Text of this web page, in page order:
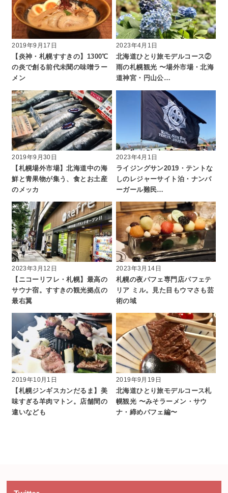
2019年9月17日
【炎神・札幌すすきの】1300℃
の炎で創る前代未聞の味噌ラー
メン
2023年4月1日
北海道ひとり旅モデルコース②
雨の札幌観光 〜場外市場・北海
道神宮・円山公…
2019年9月30日
【札幌場外市場】北海道中の海
鮮と青果物が集う、食とお土産
のメッカ
2023年4月1日
ライジングサン2019・テントな
しのレジャーサイト泊・ナンバ
ーガール難民…
2023年3月12日
【ニコーリフレ・札幌】最高の
サウナ宿。すすきの観光拠点の
最右翼
2023年3月14日
札幌の夜パフェ専門店パフェテ
リア ミル。見た目もウマさも芸
術の域
2019年10月1日
【札幌ジンギスカンだるま】美
味すぎる羊肉マトン。店舗間の
違いなども
2019年9月19日
北海道ひとり旅モデルコース札
幌観光 〜みそラーメン・サウ
ナ・締めパフェ編〜